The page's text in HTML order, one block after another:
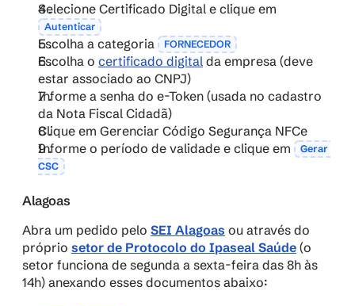
Autenticar
Escolha a categoria FORNECEDOR
Escolha o certificado digital da empresa (deve
estar associado ao CNPJ)
Informe a senha do e-Token (usada no cadastro
da Nota Fiscal Cidadã)
Clique em Gerenciar Código Segurança NFCe
Informe o período de validade e clique em
Gerar
CSC
Alagoas
Abra um pedido pelo SEI Alagoas ou através do
próprio setor de Protocolo do Ipaseal Saúde (o
setor funciona de segunda a sexta-feira das 8h às
14h) anexando esses documentos abaixo: